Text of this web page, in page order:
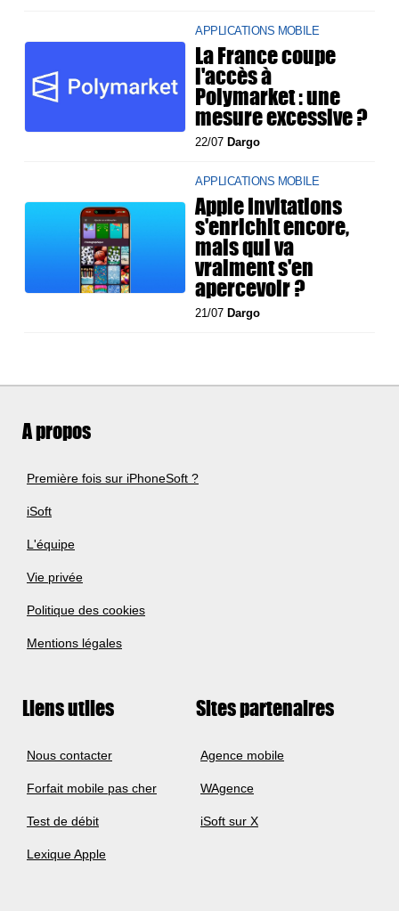
APPLICATIONS MOBILE
La France coupe
l'accès à
Polymarket : une
mesure excessive ?
22/07 Dargo
APPLICATIONS MOBILE
Apple Invitations
s'enrichit encore,
mais qui va
vraiment s'en
apercevoir ?
21/07 Dargo
A propos
Première fois sur iPhoneSoft ?
iSoft
L'équipe
Vie privée
Politique des cookies
Mentions légales
Liens utiles
Nous contacter
Forfait mobile pas cher
Test de débit
Lexique Apple
Sites partenaires
Agence mobile
WAgence
iSoft sur X